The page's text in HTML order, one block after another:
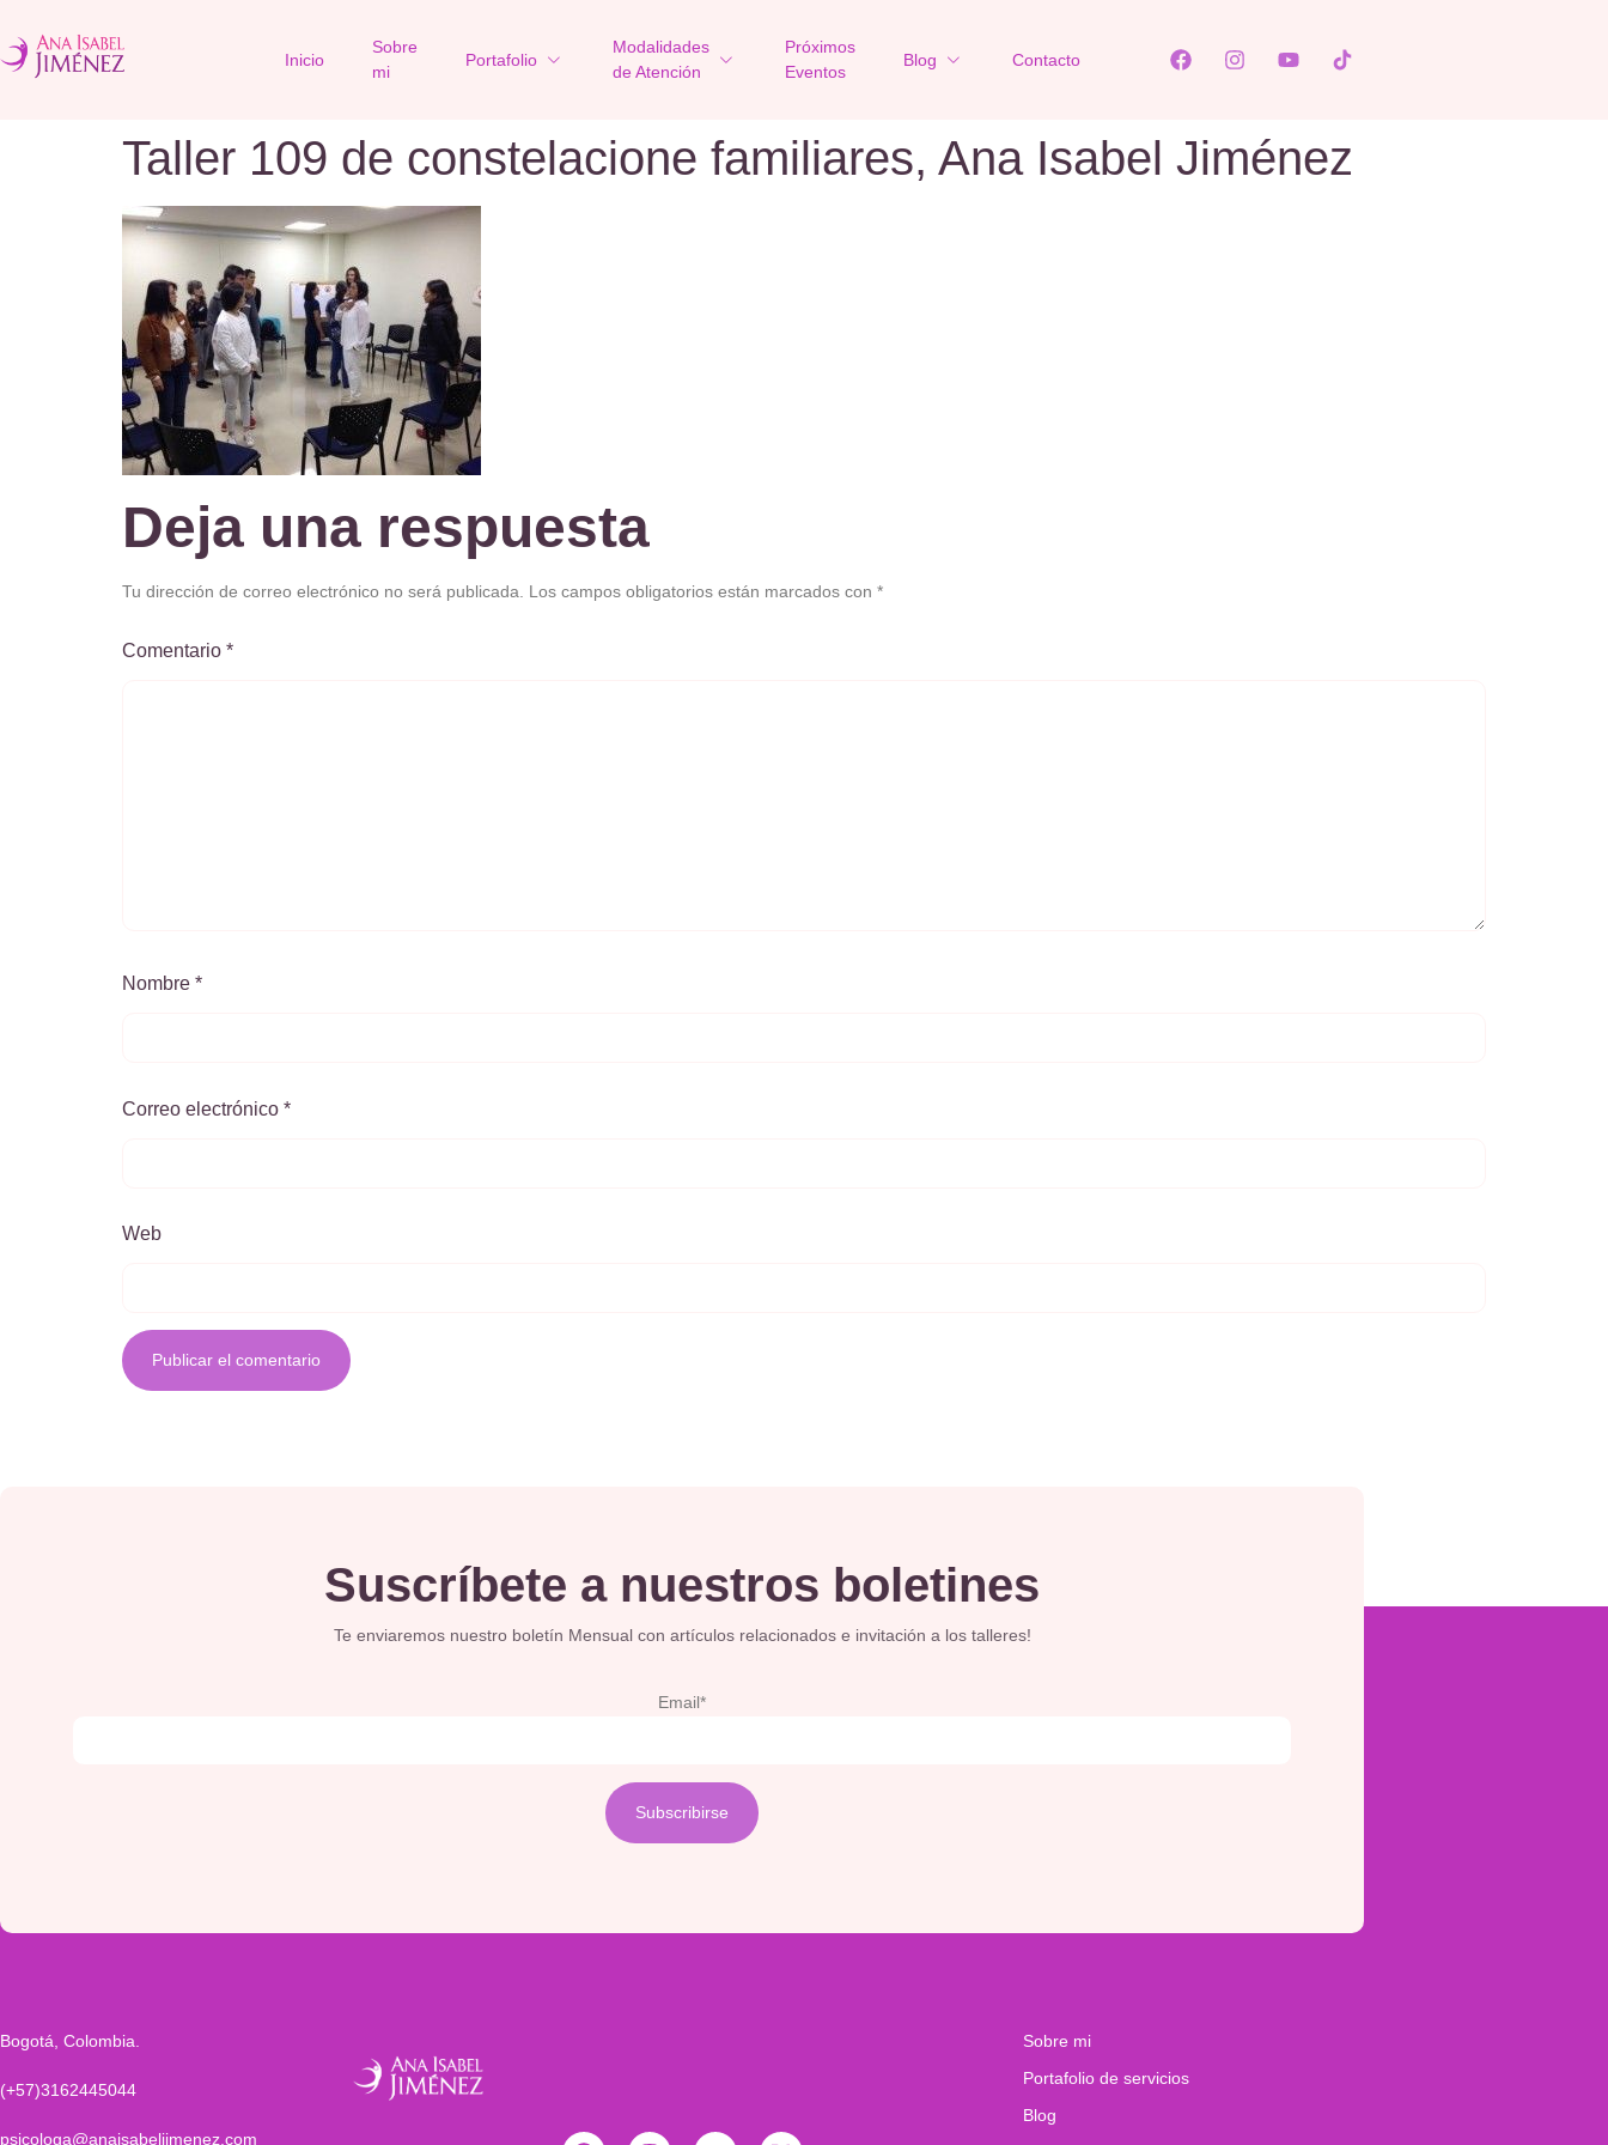
Inicio
Sobre
mi
Portafolio
Modalidades
de Atención
Próximos
Eventos
Blog Contacto
Taller 109 de constelacione familiares, Ana Isabel Jiménez
Deja una respuesta
Tu dirección de correo electrónico no será publicada. Los campos obligatorios están marcados con *
Comentario *
Nombre *
Correo electrónico *
Web
Suscríbete a nuestros boletines
Te enviaremos nuestro boletín Mensual con artículos relacionados e invitación a los talleres!
Email*
Bogotá, Colombia.
(+57)3162445044
psicologa@anaisabeljimenez.com
Sobre mi
Portafolio de servicios
Blog